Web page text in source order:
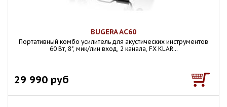
BUGERA AC60
Портативный комбо усилитель для акустических инструментов
60 Вт, 8", мик/лин вход, 2 канала, FX KLAR...
29 990 руб